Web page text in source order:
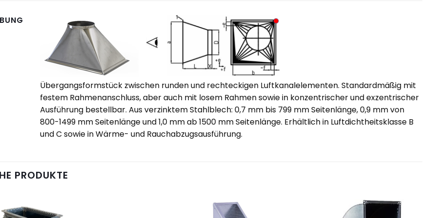
Übergangsformstück zwischen runden und rechteckigen Luftkanalelementen. Standardmäßig mit
festem Rahmenanschluss, aber auch mit losem Rahmen sowie in konzentrischer und exzentrischer
Ausführung bestellbar. Aus verzinktem Stahlblech: 0,7 mm bis 799 mm Seitenlänge, 0,9 mm von
800-1499 mm Seitenlänge und 1,0 mm ab 1500 mm Seitenlänge. Erhältlich in Luftdichtheitsklasse B
und C sowie in Wärme- und Rauchabzugsausführung.
PRODUKTE